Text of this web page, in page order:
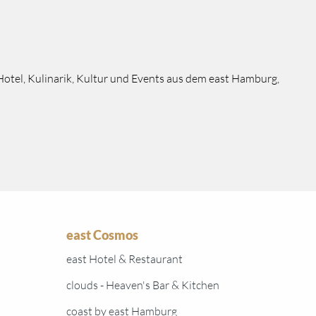
Kulinarik, Kultur und Events aus dem east Hamburg,
east Cosmos
east Hotel & Restaurant
clouds - Heaven's Bar & Kitchen
coast by east Hamburg